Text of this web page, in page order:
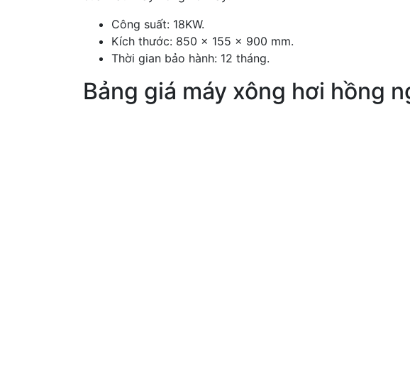
Công suất: 18KW.
Kích thước: 850 x 155 x 900 mm.
Thời gian bảo hành: 12 tháng.
Bảng giá máy xông hơi hồng